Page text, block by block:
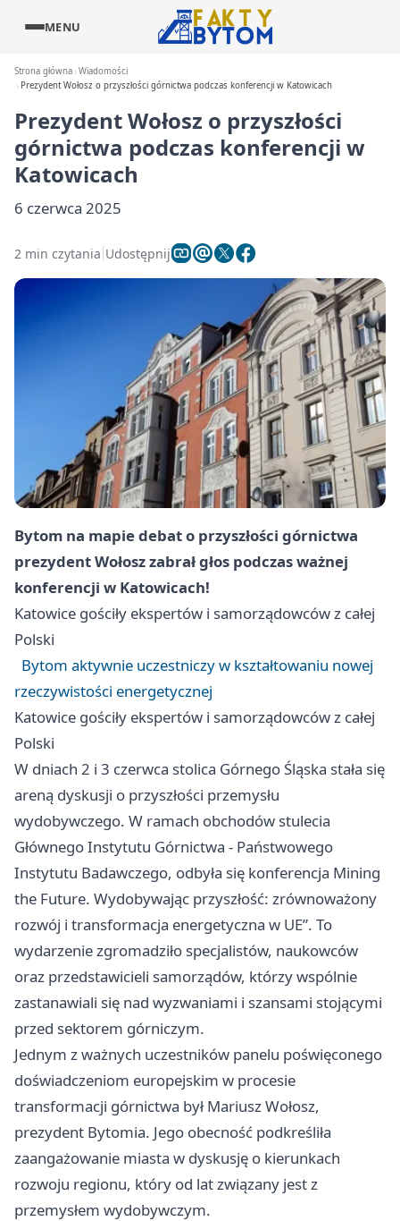
MENU
Strona główna Wiadomości
Prezydent Wołosz o przyszłości górnictwa podczas konferencji w Katowicach
Prezydent Wołosz o przyszłości
górnictwa podczas konferencji w
Katowicach
6 czerwca 2025
2 min czytania Udostępnij
Bytom na mapie debat o przyszłości górnictwa
prezydent Wołosz zabrał głos podczas ważnej
konferencji w Katowicach!
Katowice gościły ekspertów i samorządowców z całej
Polski
Bytom aktywnie uczestniczy w kształtowaniu nowej
rzeczywistości energetycznej
Katowice gościły ekspertów i samorządowców z całej
Polski
W dniach 2 i 3 czerwca stolica Górnego Śląska stała się
areną dyskusji o przyszłości przemysłu
wydobywczego. W ramach obchodów stulecia
Głównego Instytutu Górnictwa - Państwowego
Instytutu Badawczego, odbyła się konferencja Mining
the Future. Wydobywając przyszłość: zrównoważony
rozwój i transformacja energetyczna w UE”. To
wydarzenie zgromadziło specjalistów, naukowców
oraz przedstawicieli samorządów, którzy wspólnie
zastanawiali się nad wyzwaniami i szansami stojącymi
przed sektorem górniczym.
Jednym z ważnych uczestników panelu poświęconego
doświadczeniom europejskim w procesie
transformacji górnictwa był Mariusz Wołosz,
prezydent Bytomia. Jego obecność podkreśliła
zaangażowanie miasta w dyskusję o kierunkach
rozwoju regionu, który od lat związany jest z
przemysłem wydobywczym.